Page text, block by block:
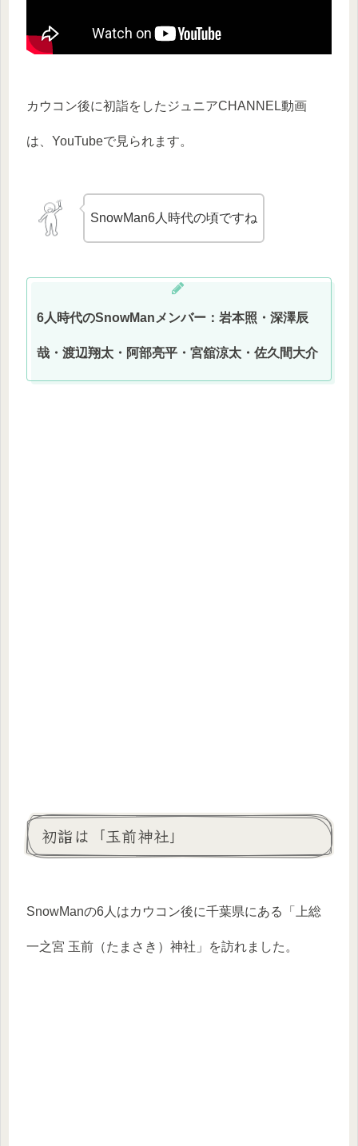
カウコン後に初詣をしたジュニアCHANNEL動画
は、YouTubeで見られます。
SnowMan6人時代の頃ですね
6人時代のSnowManメンバー：岩本照・深澤辰
哉・渡辺翔太・阿部亮平・宮舘涼太・佐久間大介
初詣は「玉前神社」
SnowManの6人はカウコン後に千葉県にある「上総
一之宮 玉前（たまさき）神社」を訪れました。